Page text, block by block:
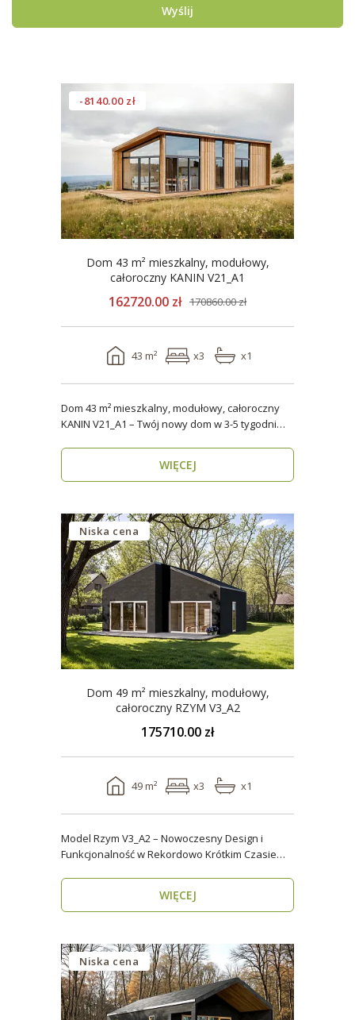
Wyślij
-8140.00 zł
Dom 43 m² mieszkalny, modułowy,
całoroczny KANIN V21_A1
162720.00 zł 170860.00 zł
43 m² x3 x1
Dom 43 m² mieszkalny, modułowy, całoroczny
KANIN V21_A1 – Twój nowy dom w 3-5 tygodni
WIĘCEJ
Niska cena
Dom 49 m² mieszkalny, modułowy,
całoroczny RZYM V3_A2
175710.00 zł
49 m² x3 x1
Model Rzym V3_A2 – Nowoczesny Design i
Funkcjonalność w Rekordowo Krótkim Czasie
WIĘCEJ
Niska cena